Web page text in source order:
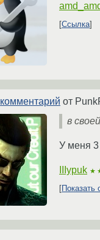
Ссылка
комментарий от
в
У меня 3
IIIypuk
Показать